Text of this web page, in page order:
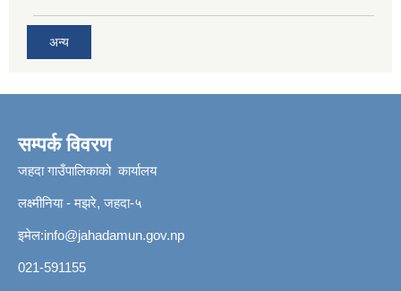
अन्य
सम्पर्क विवरण
जहदा गाउँपालिकाको कार्यालय
लक्ष्मीनिया - मझरे, जहदा-५
इमेल:info@jahadamun.gov.np
021-591155